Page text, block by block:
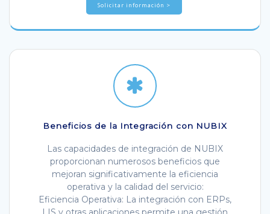
Solicitar información >
Beneficios de la Integración con NUBIX
Las capacidades de integración de NUBIX
proporcionan numerosos beneficios que
mejoran significativamente la eficiencia
operativa y la calidad del servicio:
Eficiencia Operativa: La integración con ERPs,